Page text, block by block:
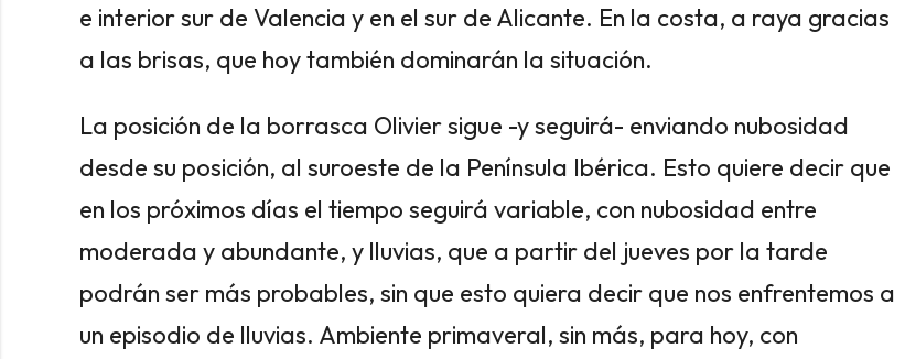
e interior sur de Valencia y en el sur de Alicante. En la costa, a raya gracias
a las brisas, que hoy también dominarán la situación.
La posición de la borrasca Olivier sigue -y seguirá- enviando nubosidad
desde su posición, al suroeste de la Península Ibérica. Esto quiere decir que
en los próximos días el tiempo seguirá variable, con nubosidad entre
moderada y abundante, y lluvias, que a partir del jueves por la tarde
podrán ser más probables, sin que esto quiera decir que nos enfrentemos a
un episodio de lluvias. Ambiente primaveral, sin más, para hoy, con